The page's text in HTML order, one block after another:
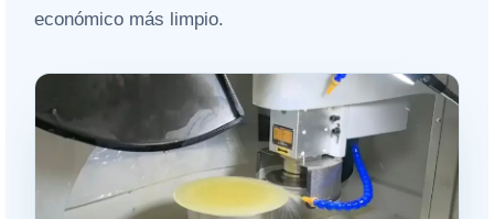
económico más limpio.